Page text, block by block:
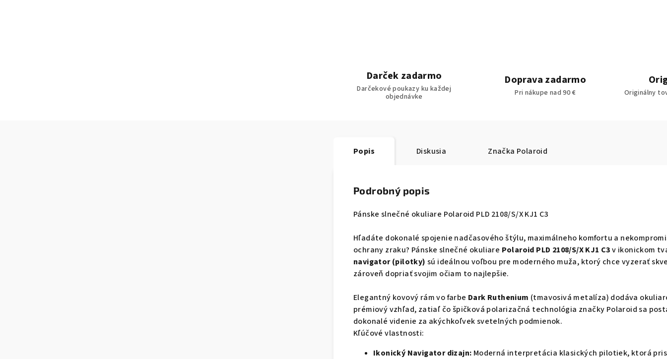
Darček zadarmo
Darčekové poukazy ku každej
objednávke
Doprava zadarmo
Pri nákupe nad 90 € Originálny
Popis Diskusia Značka Polaroid
Podrobný popis
Pánske slnečné okuliare Polaroid PLD 2108/S/X KJ1 C3
Hľadáte dokonalé spojenie nadčasového štýlu, maximálneho komfortu a
ochrany zraku? Pánske slnečné okuliare Polaroid PLD 2108/S/X KJ1 C3v ikonickom
navigator (pilotky) sú ideálnou voľbou pre moderného muža, ktorý chce vyzerať
zároveň dopriať svojim očiam to najlepšie.
Elegantný kovový rám vo farbe Dark Ruthenium (tmavosivá metalíza) dodáva
prémiový vzhľad, zatiaľ čo špičková polarizačná technológia značky Polaroid sa
dokonalé videnie za akýchkoľvek svetelných podmienok.
Kľúčové vlastnosti:
Ikonický Navigator dizajn: Moderná interpretácia klasických pilotiek, ktorá